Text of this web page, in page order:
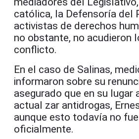
católica, la Defensoría del
activistas de derechos
no obstante, no acudieron
conflicto.
En el caso de Salinas,
informaron sobre su
asegurado que en su lugar
actual zar antidrogas,
aunque esto todavía no
oficialmente.